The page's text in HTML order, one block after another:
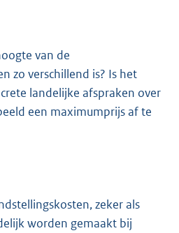
van de
zo verschillend is? Is het
landelijke afspraken over
een maximumprijs af te
zeker als
worden gemaakt bij